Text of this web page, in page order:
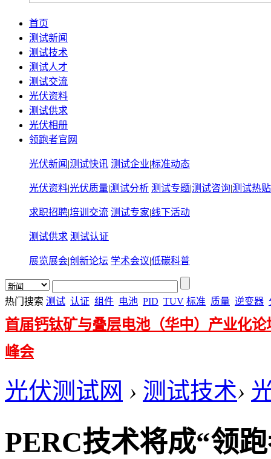
首页
测试新闻
测试技术
测试人才
测试交流
光伏资料
测试供求
光伏相册
领跑者官网
光伏新闻 |测试快讯 测试企业|标准动态
光伏资料|光伏质量|测试分析 测试专题|测试咨询|测试热贴
求职招聘|培训交流 测试专家|线下活动
测试供求 测试认证
展览展会|创新论坛 学术会议|低碳科普
热门搜索 测试 认证 组件 电池 PID TUV 标准 质量 逆变器
首届钙钛矿与叠层电池（华中）产业化论
峰会
光伏测试网 › 测试技术›
PERC技术将成“领